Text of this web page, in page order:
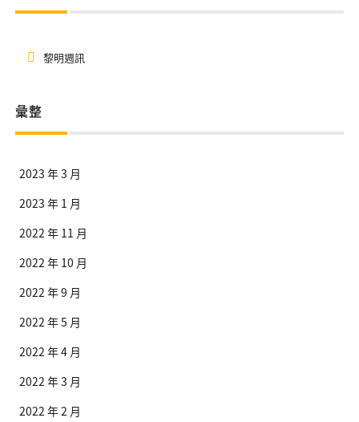
黎明週訊
彙整
2023 年 3 月
2023 年 1 月
2022 年 11 月
2022 年 10 月
2022 年 9 月
2022 年 5 月
2022 年 4 月
2022 年 3 月
2022 年 2 月